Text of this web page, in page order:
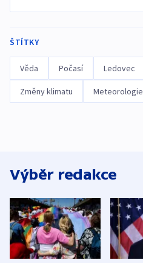
ŠTÍTKY
Věda Počasí Ledovec
Změny klimatu Meteorologie
Výběr redakce